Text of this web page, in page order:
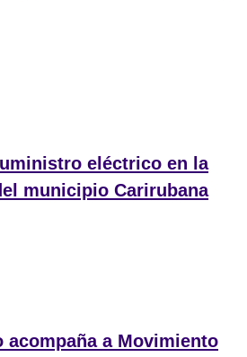
eléctrico en la
municipio Carirubana
acompaña a Movimiento